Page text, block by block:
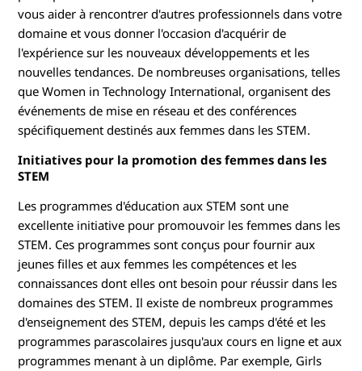
vous aider à rencontrer d'autres professionnels dans votre
domaine et vous donner l'occasion d'acquérir de
l'expérience sur les nouveaux développements et les
nouvelles tendances. De nombreuses organisations, telles
que Women in Technology International, organisent des
événements de mise en réseau et des conférences
spécifiquement destinés aux femmes dans les STEM.
Initiatives pour la promotion des femmes dans les
STEM
Les programmes d'éducation aux STEM sont une
excellente initiative pour promouvoir les femmes dans les
STEM. Ces programmes sont conçus pour fournir aux
jeunes filles et aux femmes les compétences et les
connaissances dont elles ont besoin pour réussir dans les
domaines des STEM. Il existe de nombreux programmes
d'enseignement des STEM, depuis les camps d'été et les
programmes parascolaires jusqu'aux cours en ligne et aux
programmes menant à un diplôme. Par exemple, Girls